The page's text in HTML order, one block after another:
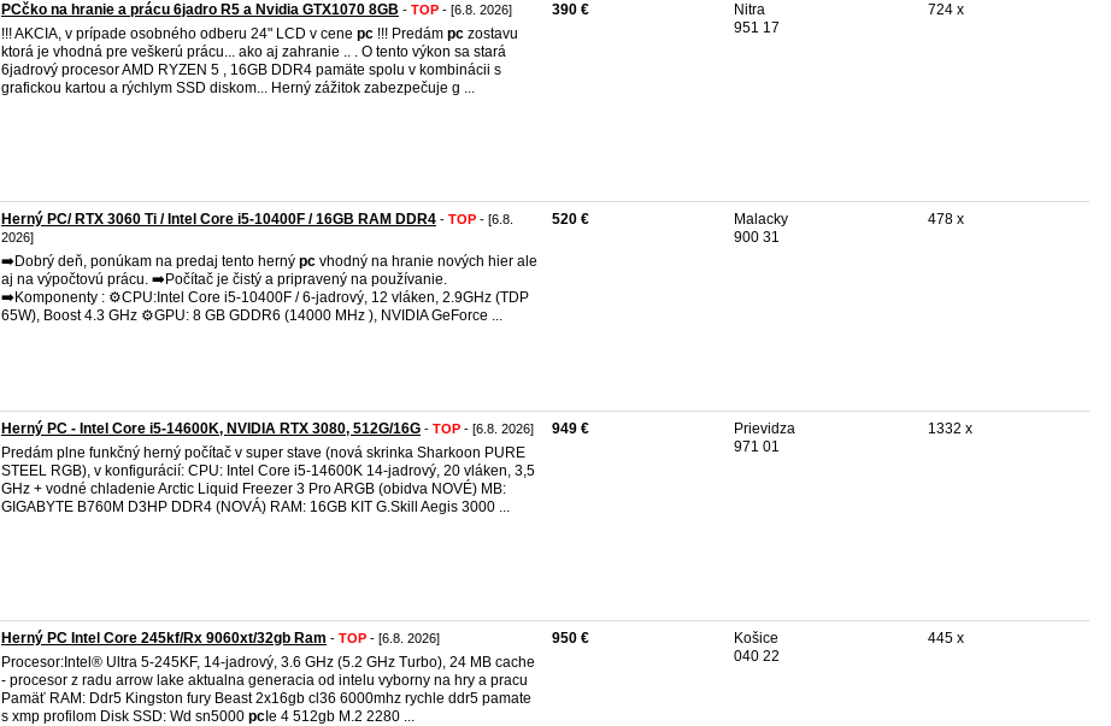
PCčko na hranie a prácu 6jadro R5 a Nvidia GTX1070 8GB - TOP - [6.8. 2026]
!!! AKCIA, v prípade osobného odberu 24" LCD v cene pc !!! Predám pc zostavu
ktorá je vhodná pre veškerú prácu... ako aj zahranie .. . O tento výkon sa stará
6jadrový procesor AMD RYZEN 5 , 16GB DDR4 pamäte spolu v kombinácii s
grafickou kartou a rýchlym SSD diskom... Herný zážitok zabezpečuje g ...
390 €
Nitra
951 17
724 x
Herný PC/ RTX 3060 Ti / Intel Core i5-10400F / 16GB RAM DDR4 - TOP - [6.8.
2026]
➡️Dobrý deň, ponúkam na predaj tento herný pc vhodný na hranie nových hier ale
aj na výpočtovú prácu. ➡️Počítač je čistý a pripravený na používanie.
➡️Komponenty : ⚙️CPU:Intel Core i5-10400F / 6-jadrový, 12 vláken, 2.9GHz (TDP
65W), Boost 4.3 GHz ⚙️GPU: 8 GB GDDR6 (14000 MHz ), NVIDIA GeForce ...
520 €
Malacky
900 31
478 x
Herný PC - Intel Core i5-14600K, NVIDIA RTX 3080, 512G/16G - TOP - [6.8. 2026]
Predám plne funkčný herný počítač v super stave (nová skrinka Sharkoon PURE
STEEL RGB), v konfigurácií: CPU: Intel Core i5-14600K 14-jadrový, 20 vláken, 3,5
GHz + vodné chladenie Arctic Liquid Freezer 3 Pro ARGB (obidva NOVÉ) MB:
GIGABYTE B760M D3HP DDR4 (NOVÁ) RAM: 16GB KIT G.Skill Aegis 3000 ...
949 €
Prievidza
971 01
1332 x
Herný PC Intel Core 245kf/Rx 9060xt/32gb Ram - TOP - [6.8. 2026]
Procesor:Intel® Ultra 5-245KF, 14-jadrový, 3.6 GHz (5.2 GHz Turbo), 24 MB cache
- procesor z radu arrow lake aktualna generacia od intelu vyborny na hry a pracu
Pamäť RAM: Ddr5 Kingston fury Beast 2x16gb cl36 6000mhz rychle ddr5 pamate
s xmp profilom Disk SSD: Wd sn5000 pc Ie 4 512gb M.2 2280 ...
950 €
Košice
040 22
445 x